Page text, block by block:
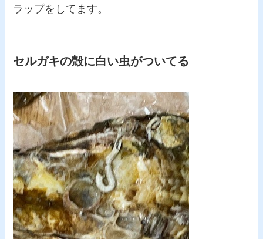
ラップをしてます。
セルガキの殻に白い虫がついてる